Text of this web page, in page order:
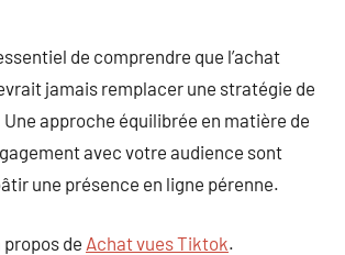
de comprendre que l’achat
jamais remplacer une stratégie de
approche équilibrée en matière de
avec votre audience sont
une présence en ligne pérenne.
propos de Achat vues Tiktok.